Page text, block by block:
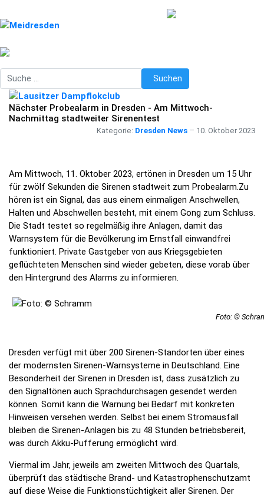
Suchen Suchen
Nächster Probealarm in Dresden - Am Mittwoch-
Nachmittag stadtweiter Sirenentest
Kategorie: Dresden News 10. Oktober 2023
Am Mittwoch, 11. Oktober 2023, ertönen in Dresden um 15 Uhr
für zwölf Sekunden die Sirenen stadtweit zum Probealarm.Zu
hören ist ein Signal, das aus einem einmaligen Anschwellen,
Halten und Abschwellen besteht, mit einem Gong zum Schluss.
Die Stadt testet so regelmäßig ihre Anlagen, damit das
Warnsystem für die Bevölkerung im Ernstfall einwandfrei
funktioniert. Private Gastgeber von aus Kriegsgebieten
geflüchteten Menschen sind wieder gebeten, diese vorab über
den Hintergrund des Alarms zu informieren.
Foto: ©
Dresden verfügt mit über 200 Sirenen-Standorten über eines
der modernsten Sirenen-Warnsysteme in Deutschland. Eine
Besonderheit der Sirenen in Dresden ist, dass zusätzlich zu
den Signaltönen auch Sprachdurchsagen gesendet werden
können. Somit kann die Warnung bei Bedarf mit konkreten
Hinweisen versehen werden. Selbst bei einem Stromausfall
bleiben die Sirenen-Anlagen bis zu 48 Stunden betriebsbereit,
was durch Akku-Pufferung ermöglicht wird.
Viermal im Jahr, jeweils am zweiten Mittwoch des Quartals,
überprüft das städtische Brand- und Katastrophenschutzamt
auf diese Weise die Funktionstüchtigkeit aller Sirenen. Der